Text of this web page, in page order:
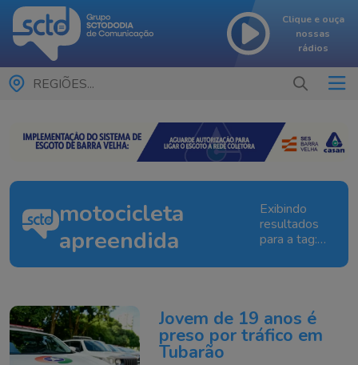
Clique e ouça
nossas
rádios
REGIÕES...
motocicleta
apreendida
Exibindo
resultados
para a tag:
apreendida
Jovem de 19 anos é
preso por tráfico em
Tubarão